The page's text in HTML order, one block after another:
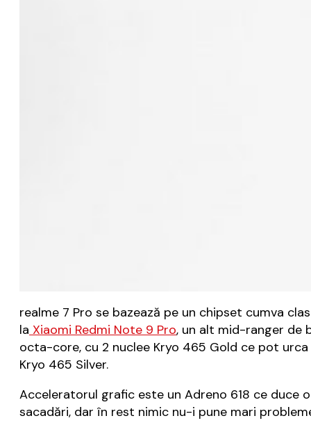
realme 7 Pro se bazează pe un chipset cumva
la Xiaomi Redmi Note 9 Pro, un alt mid-ranger de
octa-core, cu 2 nuclee Kryo 465 Gold ce pot
Kryo 465 Silver.
Acceleratorul grafic este un Adreno 618 ce duce
sacadări, dar în rest nimic nu-i pune mari